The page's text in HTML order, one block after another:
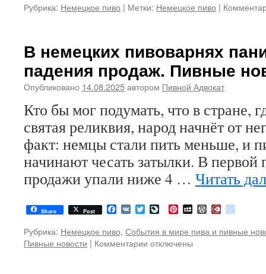
Рубрика: Немецкое пиво | Метки: Немецкое пиво |
В немецких пивоварнях
падения продаж. Пивные
Опубликовано 14.08.2025автором Пивной Адвокат
Кто бы мог подумать, что в стране,
святая реликвия, народ начнёт от
факт: немцы стали пить меньше, и
начинают чесать затылки. В первой
продажи упали ниже 4 … Читать
Share Post Facebook
VK TwitterLiveJournal
PinterestMySpaceWordPress
Diary.Ru
Рубрика: Немецкое пиво, События в мире пива и пивные
Пивные новости | Комментарии котключены